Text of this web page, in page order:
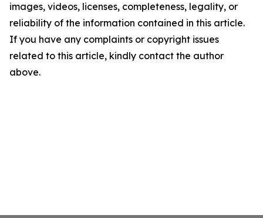
images, videos, licenses, completeness, legality, or
reliability of the information contained in this article.
If you have any complaints or copyright issues
related to this article, kindly contact the author
above.